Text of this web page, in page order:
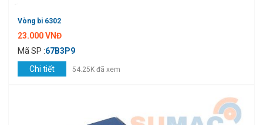
Vòng bi 6302
23.000 VNĐ
Mã SP :67B3P9
Chi tiết
54.25K đã xem